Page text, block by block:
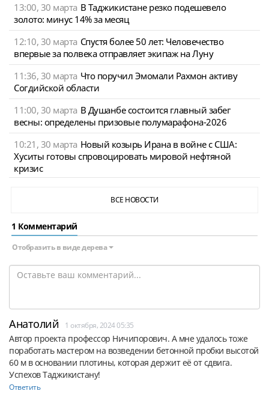
13:00, 30 марта В Таджикистане резко подешевело
золото: минус 14% за месяц
12:10, 30 марта Спустя более 50 лет: Человечество
впервые за полвека отправляет экипаж на Луну
11:36, 30 марта Что поручил Эмомали Рахмон активу
Согдийской области
11:00, 30 марта В Душанбе состоится главный забег
весны: определены призовые полумарафона-2026
10:21, 30 марта Новый козырь Ирана в войне с США:
Хуситы готовы спровоцировать мировой нефтяной
кризис
ВСЕ НОВОСТИ
1 Комментарий
Отобразить в виде дерева
Анатолий 1 октября, 2024 05:35
Автор проекта профессор Ничипорович. А мне удалось тоже
поработать мастером на возведении бетонной пробки высотой
60 м в основании плотины, которая держит её от сдвига.
Успехов Таджикистану!
Ответить